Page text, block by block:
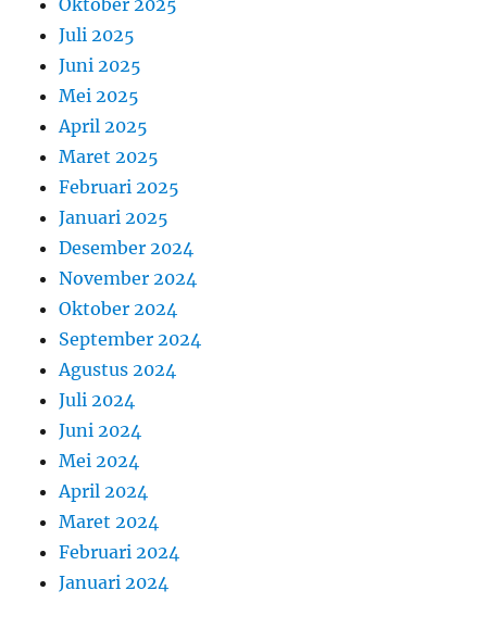
Oktober 2025
Juli 2025
Juni 2025
Mei 2025
April 2025
Maret 2025
Februari 2025
Januari 2025
Desember 2024
November 2024
Oktober 2024
September 2024
Agustus 2024
Juli 2024
Juni 2024
Mei 2024
April 2024
Maret 2024
Februari 2024
Januari 2024